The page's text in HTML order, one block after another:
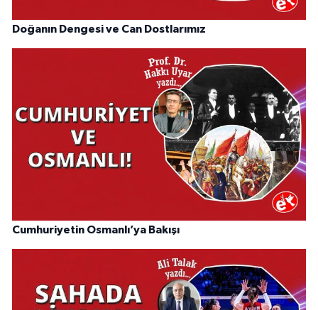
Doğanın Dengesi ve Can Dostlarımız
Cumhuriyetin Osmanlı’ya Bakışı